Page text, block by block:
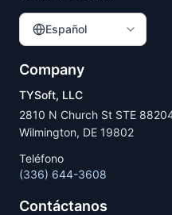
Español
Company
TYSoft, LLC
2810 N Church St STE
Wilmington, DE 19802
Teléfono
(336) 644-3608
Contáctanos